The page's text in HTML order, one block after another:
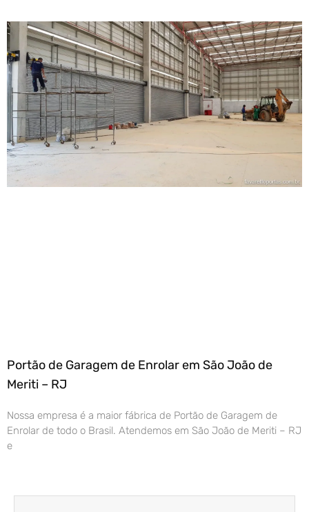
Portão de Garagem de Enrolar em São João de
Meriti – RJ
Nossa empresa é a maior fábrica de Portão de Garagem de
Enrolar de todo o Brasil. Atendemos em São João de Meriti – RJ
e